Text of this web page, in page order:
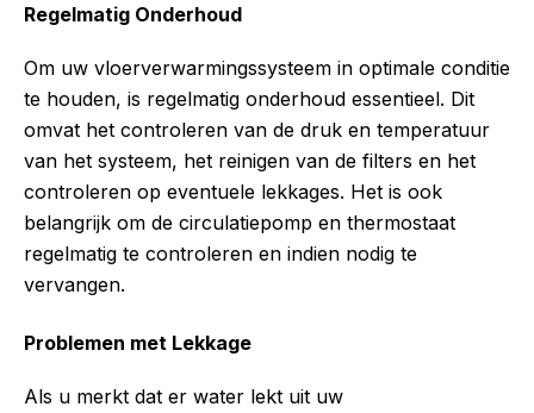
Regelmatig Onderhoud
Om uw vloerverwarmingssysteem in optimale conditie
te houden, is regelmatig onderhoud essentieel. Dit
omvat het controleren van de druk en temperatuur
van het systeem, het reinigen van de filters en het
controleren op eventuele lekkages. Het is ook
belangrijk om de circulatiepomp en thermostaat
regelmatig te controleren en indien nodig te
vervangen.
Problemen met Lekkage
Als u merkt dat er water lekt uit uw